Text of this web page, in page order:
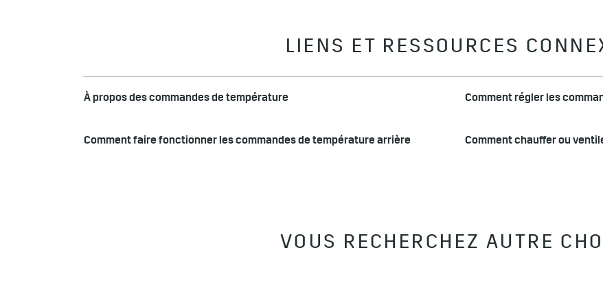
LIENS ET RESSOURCES
À propos des commandes de température Comment régler les
Comment faire fonctionner les commandes de température arrière Comment chauffer ou
VOUS RECHERCHEZ AUTRE